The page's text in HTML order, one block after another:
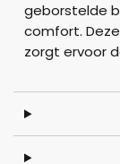
geborstelde
comfort.
zorgt ervoor